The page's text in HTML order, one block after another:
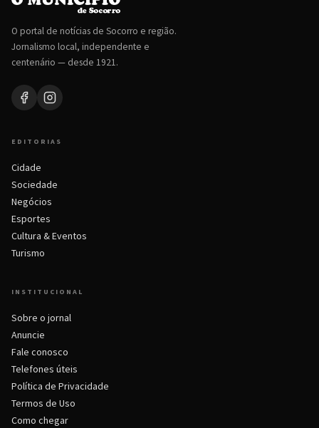
O portal de notícias de Socorro e região.
Jornalismo local, independente e
centenário — desde 1921.
EDITORIAS
Cidade
Sociedade
Negócios
Esportes
Cultura & Eventos
Turismo
INSTITUCIONAL
Sobre o jornal
Anuncie
Fale conosco
Telefones úteis
Política de Privacidade
Termos de Uso
Como chegar